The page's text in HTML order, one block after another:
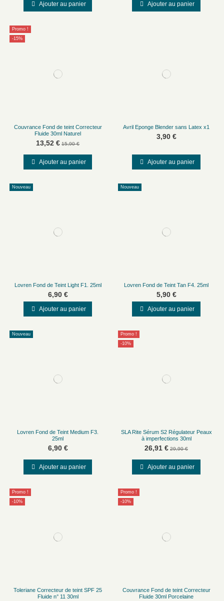
Ajouter au panier Ajouter au panier
Promo !
-15%
Couvrance Fond de teint Correcteur
Fluide 30ml Naturel
13,52 € 15,90 €
Ajouter au panier
Avril Eponge Blender sans Latex x1
3,90 €
Ajouter au panier
Nouveau
Lovren Fond de Teint Light F1. 25ml
6,90 €
Ajouter au panier
Nouveau
Lovren Fond de Teint Tan F4. 25ml
5,90 €
Ajouter au panier
Nouveau
Lovren Fond de Teint Medium F3.
25ml
6,90 €
Ajouter au panier
Promo !
-10%
SLA Rite Sérum S2 Régulateur Peaux
à imperfections 30ml
26,91 € 29,90 €
Ajouter au panier
Promo !
-10%
Toleriane Correcteur de teint SPF 25
Fluide n° 11 30ml
Promo !
-10%
Couvrance Fond de teint Correcteur
Fluide 30ml Porcelaine